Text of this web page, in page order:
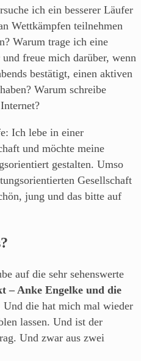
ich ein besserer Läufer
Wettkämpfen teilnehmen
Warum trage ich eine
freue mich darüber, wenn
bestätigt, einen aktiven
Warum schreibe
Ich lebe in einer
und möchte meine
gestalten. Umso
Gesellschaft
jung und das bitte auf
auf die sehr sehenswerte
– Anke Engelke und die
Und die hat mich mal wieder
lassen. Und ist der
Und zwar aus zwei